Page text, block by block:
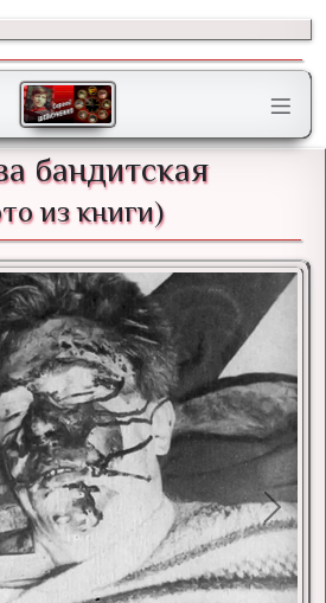
бандитская
из книги)
Next